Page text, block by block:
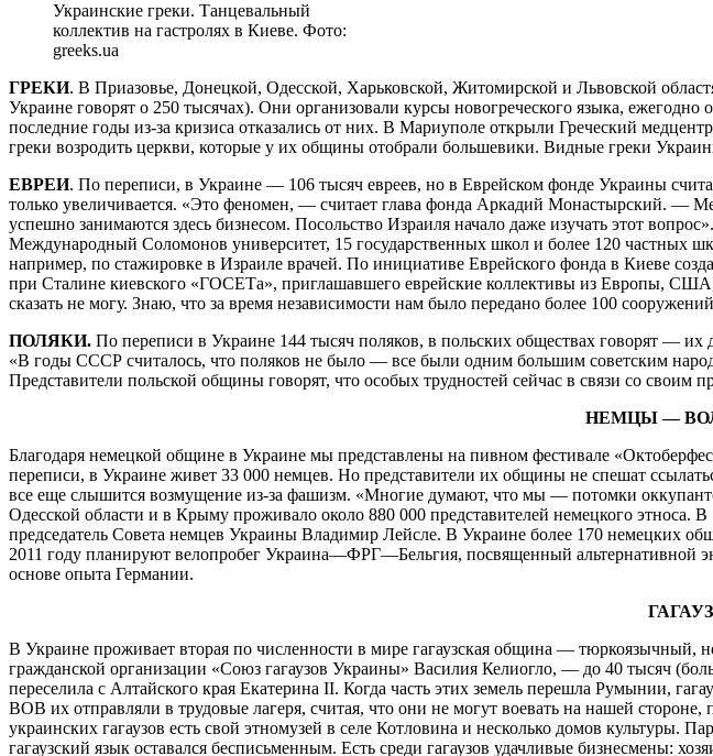
Украинские греки. Танцевальный
коллектив на гастролях в Киеве. Фото:
greeks.ua
ГРЕКИ. В Приазовье, Донецкой, Одесской, Харьковской, Житомирской и Львовской
Украине говорят о 250 тысячах). Они организовали курсы новогреческого языка,
последние годы из-за кризиса отказались от них. В Мариуполе открыли Греческий
греки возродить церкви, которые у их общины отобрали большевики. Видные греки
ЕВРЕИ. По переписи, в Украине — 106 тысяч евреев, но в Еврейском фонде Украины
только увеличивается. «Это феномен, — считает глава фонда Аркадий Монастырский. —
успешно занимаются здесь бизнесом. Посольство Израиля начало даже изучать этот
Международный Соломонов университет, 15 государственных школ и более 120 частных
например, по стажировке в Израиле врачей. По инициативе Еврейского фонда в Киеве
при Сталине киевского «ГОСЕТа», приглашавшего еврейские коллективы из Европы,
сказать не могу. Знаю, что за время независимости нам было передано более 100
ПОЛЯКИ. По переписи в Украине 144 тысяч поляков, в польских обществах говорят —
«В годы СССР считалось, что поляков не было — все были одним большим советским
Представители польской общины говорят, что особых трудностей сейчас в связи со
НЕМЦЫ —
Благодаря немецкой общине в Украине мы представлены на пивном фестивале
переписи, в Украине живет 33 000 немцев. Но представители их общины не спешат
все еще слышится возмущение из-за фашизм. «Многие думают, что мы — потомки
Одесской области и в Крыму проживало около 880 000 представителей немецкого
председатель Совета немцев Украины Владимир Лейсле. В Украине более 170 немецких
2011 году планируют велопробег Украина—ФРГ—Бельгия, посвященный альтернативной
основе опыта Германии.
В Украине проживает вторая по численности в мире гагаузская община —
гражданской организации «Союз гагаузов Украины» Василия Келиогло, — до 40 тысяч
переселила с Алтайского края Екатерина II. Когда часть этих земель перешла Румынии,
ВОВ их отправляли в трудовые лагеря, считая, что они не могут воевать на нашей
украинских гагаузов есть свой этномузей в селе Котловина и несколько домов культуры.
гагаузский язык оставался бесписьменным. Есть среди гагаузов удачливые бизнесмены: